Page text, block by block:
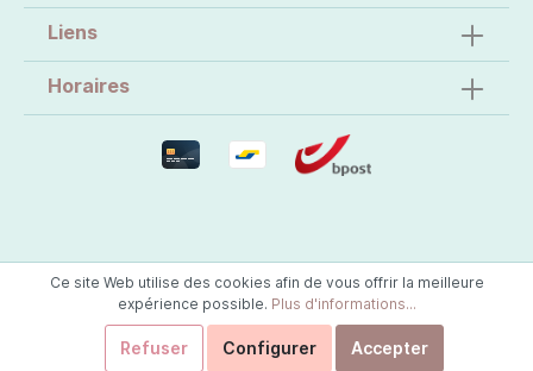
Liens
Horaires
Ce site Web utilise des cookies afin de vous offrir la meilleure
expérience possible. Plus d'informations...
Refuser Configurer Accepter